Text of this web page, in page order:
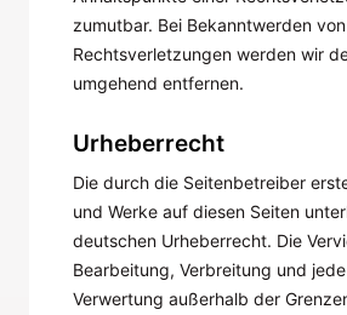
zumutbar. Bei Bekanntwerden von
Rechtsverletzungen werden wir
umgehend entfernen.
Urheberrecht
Die durch die Seitenbetreiber
und Werke auf diesen Seiten
deutschen Urheberrecht. Die
Bearbeitung, Verbreitung und
Verwertung außerhalb der